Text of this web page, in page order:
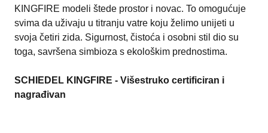
KINGFIRE modeli štede prostor i novac. To omogućuje
svima da uživaju u titranju vatre koju želimo unijeti u
svoja četiri zida. Sigurnost, čistoća i osobni stil dio su
toga, savršena simbioza s ekološkim prednostima.
SCHIEDEL KINGFIRE - Višestruko certificiran i
nagrađivan